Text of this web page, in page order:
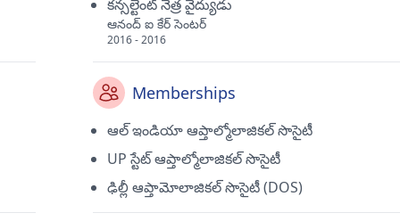
కన్సల్టెంట్ నేత్ర వైద్యుడు
ఆనంద్ ఐ కేర్ సెంటర్
2016 - 2016
Memberships
ఆల్ ఇండియా ఆప్తాల్మోలాజికల్ సొసైటీ
UP స్టేట్ ఆప్తాల్మోలాజికల్ సొసైటీ
ఢిల్లీ ఆప్తామోలాజికల్ సొసైటీ (DOS)